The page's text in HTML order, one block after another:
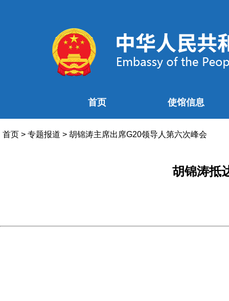
首页 使馆信息
首页 > 专题报道 > 胡锦涛主席出席G20领导人第六次峰会
胡锦涛抵